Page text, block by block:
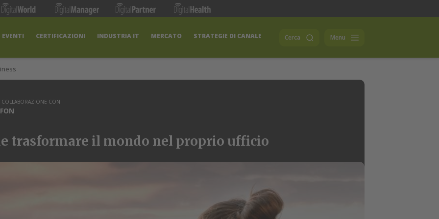
EVENTI CERTIFICAZIONI INDUSTRIA IT MERCATO STRATEGIE DI CANALE Cerca Menu
COLLABORAZIONE CON
trasformare il mondo nel proprio ufficio